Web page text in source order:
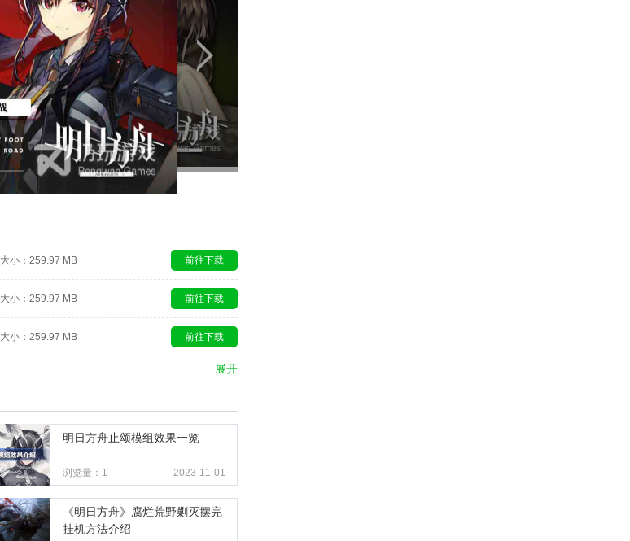
大小：259.97 MB 前往下载
大小：259.97 MB 前往下载
大小：259.97 MB 前往下载
展开
明日方舟止颂模组效果一览
浏览量：1 2023-11-01
《明日方舟》腐烂荒野剿灭摆完
挂机方法介绍